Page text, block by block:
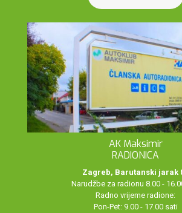
AK Maksimir
RADIONICA
Zagreb, Barutanski jarak
Narudžbe za radionu 8.00 -
Radno vrijeme radione:
Pon-Pet: 9.00 - 17.00 sati